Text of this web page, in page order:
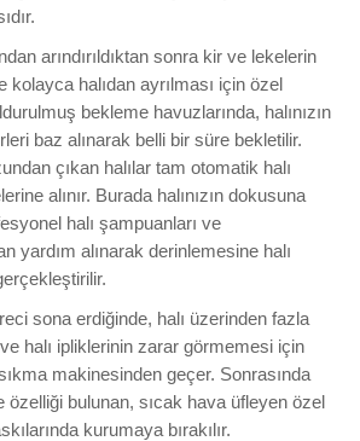
arındırıldıktan sonra kir ve lekelerin
kolayca halıdan ayrılması için özel
bekleme havuzlarında, halınızın
baz alınarak belli bir süre bekletilir.
çıkan halılar tam otomatik halı
alınır. Burada halınızın dokusuna
halı şampuanları ve
yardım alınarak derinlemesine halı
sona erdiğinde, halı üzerinden fazla
halı ipliklerinin zarar görmemesi için
sıkma makinesinden geçer. Sonrasında
özelliği bulunan, sıcak hava üfleyen özel
kurumaya bırakılır.